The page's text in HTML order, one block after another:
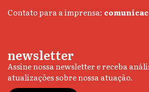
Contato para a imprensa:
newsletter
Assine nossa newsletter e receba
atualizações sobre nossa atuação.